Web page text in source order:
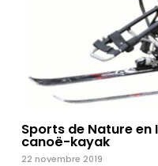
Sports de Nature en
canoë-kayak
22 novembre 2019